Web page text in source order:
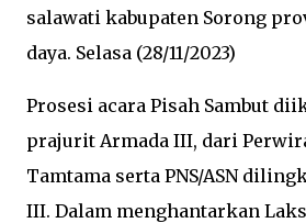
salawati kabupaten Sorong
daya. Selasa (28/11/2023)
Prosesi acara Pisah Sambut
prajurit Armada III, dari
Tamtama serta PNS/ASN
III. Dalam menghantarkan